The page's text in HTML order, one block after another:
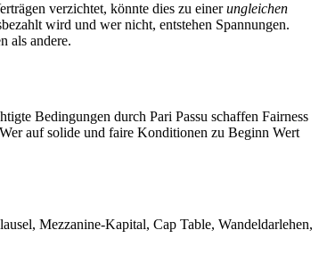
verzichtet, könnte dies zu einerungleichen
wird und wer nicht, entstehen Spannungen.
als andere.
Bedingungen durch Pari Passu schaffen Fairness
auf solide und faire Konditionen zu Beginn Wert
Mezzanine-Kapital, Cap Table, Wandeldarlehen,